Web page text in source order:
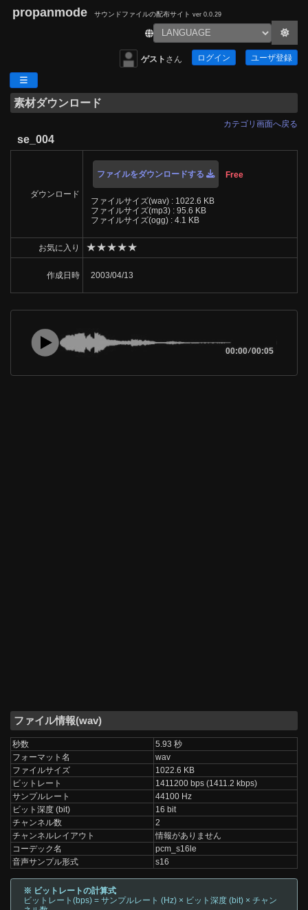
propanmode サウンドファイルの配布サイト ver 0.0.29
ゲスト さん ログイン ユーザ登録
素材ダウンロード
カテゴリ画面へ戻る
se_004
ダウンロード
ファイルをダウンロードする Free
ファイルサイズ(wav) : 1022.6 KB
ファイルサイズ(mp3) : 95.6 KB
ファイルサイズ(ogg) : 4.1 KB
お気に入り ★★★★★
作成日時 2003/04/13
00:00/00:05
ファイル情報(wav)
秒数
5.93 秒
フォーマット名
wav
ファイルサイズ
1022.6 KB
ビットレート
1411200 bps (1411.2 kbps)
サンプルレート
44100 Hz
ビット深度 (bit)
16 bit
チャンネル数
2
チャンネルレイアウト
情報がありません
コーデック名
pcm_s16le
音声サンプル形式
s16
※ ビットレートの計算式
ビットレート(bps) = サンプルレート (Hz) × ビット深度 (bit) × チャン